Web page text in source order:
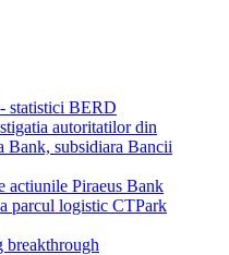
statistici BERD
autoritatilor din
subsidiara Bancii
actiunile Piraeus Bank
parcul logistic CTPark